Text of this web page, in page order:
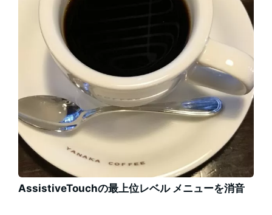
AssistiveTouchの最上位レベル メニューを消音